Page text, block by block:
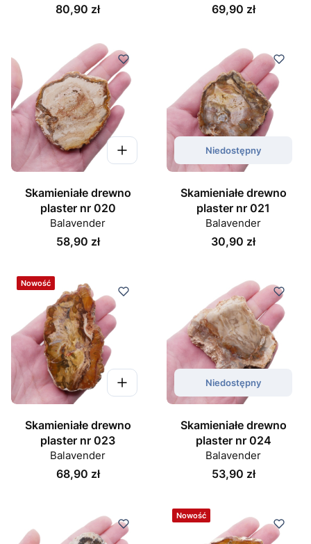
Cena
80,90 zł Cena
69,90 zł
Skamieniałe drewno
plaster nr 020
Balavender
Cena
58,90 zł
Niedostępny
Skamieniałe drewno
plaster nr 021
Balavender
Cena
30,90 zł
Nowość
Skamieniałe drewno
plaster nr 023
Balavender
Cena
68,90 zł
Niedostępny
Skamieniałe drewno
plaster nr 024
Balavender
Cena
53,90 zł
Nowość